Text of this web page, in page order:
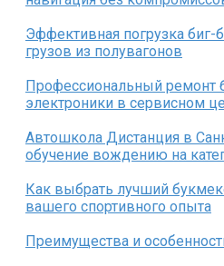
Эффективная погрузка биг-
грузов из полувагонов
Профессиональный ремонт
электроники в сервисном
Автошкола Дистанция в
обучение вождению на
Как выбрать лучший
вашего спортивного опыта
Преимущества и